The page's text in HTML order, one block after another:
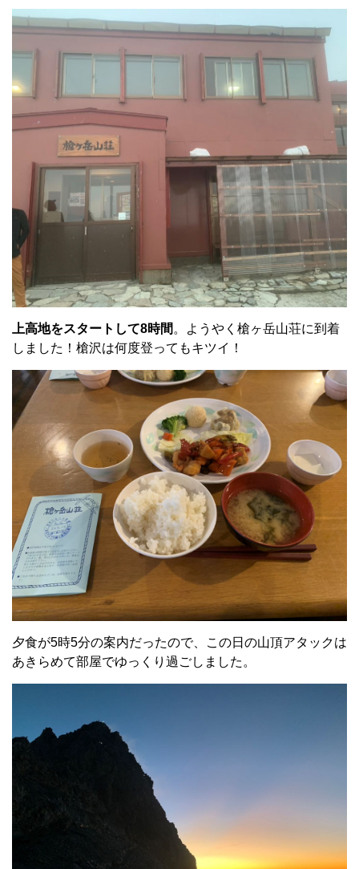
上高地をスタートして8時間 。ようやく槍ヶ岳山荘に到着
しました！槍沢は何度登ってもキツイ！
夕食が5時5分の案内だったので、この日の山頂アタックは
あきらめて部屋でゆっくり過ごしました。